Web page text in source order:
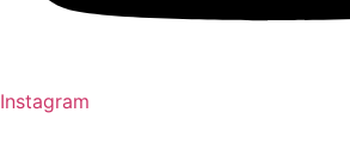
Instagram